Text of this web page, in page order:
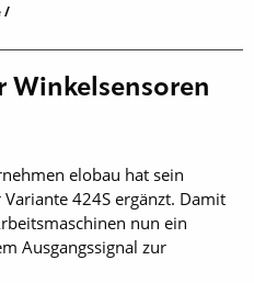
/
Winkelsensoren
elobau hat sein
424S ergänzt. Damit
nun ein
Ausgangssignal zur